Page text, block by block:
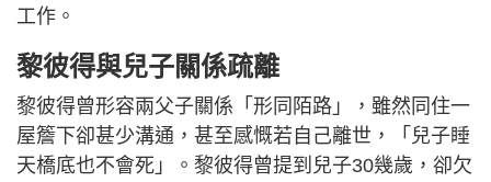
工作。
黎彼得與兒子關係疏離
黎彼得曾形容兩父子關係「形同陌路」，雖然同住一
屋簷下卻甚少溝通，甚至感慨若自己離世，「兒子睡
天橋底也不會死」。黎彼得曾提到兒子30幾歲，卻欠